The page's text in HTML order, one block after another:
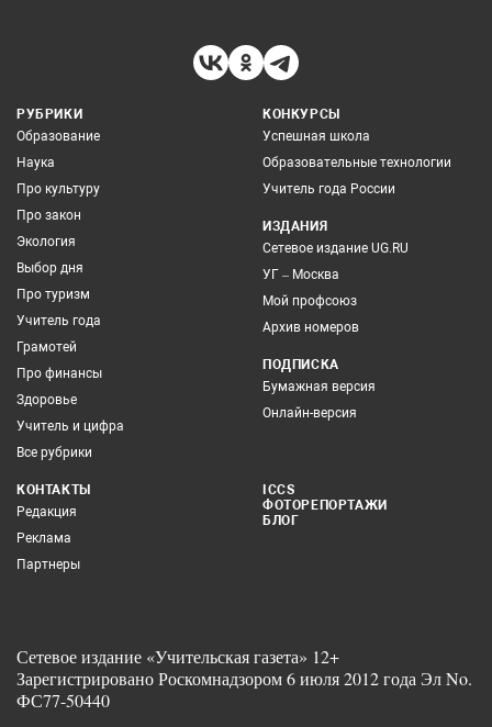
РУБРИКИ
Образование
Наука
Про культуру
Про закон
Экология
Выбор дня
Про туризм
Учитель года
Грамотей
Про финансы
Здоровье
Учитель и цифра
Все рубрики
КОНКУРСЫ
Успешная школа
Образовательные технологии
Учитель года России
ИЗДАНИЯ
Сетевое издание UG.RU
УГ – Москва
Мой профсоюз
Архив номеров
ПОДПИСКА
Бумажная версия
Онлайн-версия
КОНТАКТЫ
Редакция
Реклама
Партнеры
ICCS
ФОТОРЕПОРТАЖИ
БЛОГ
Сетевое издание «Учительская газета» 12+
Зарегистрировано Роскомнадзором 6 июля 2012 года Эл No.
ФС77-50440